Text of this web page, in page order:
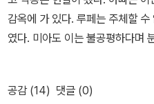
침에 달리기를 하면 기분이 상쾌
요. 너무 뜨거운 여름이 아니길
ee Keys>를 읽었다. 원래도 씩씩
루페와 그의 가족을 위해 적극적
었다. 나라면 인종 차별이 일상인
있었을까. 생각은 할 수 있어도
다. 이 책 덕분에 미국의 이민자들
감옥에 가 있다. 루페는 주체할
였다. 미아도 이는 불공평하다며
'They could throw us out
는 루페가 딸이라고 하겠다고, 그
공감 (14) 댓글 (0)